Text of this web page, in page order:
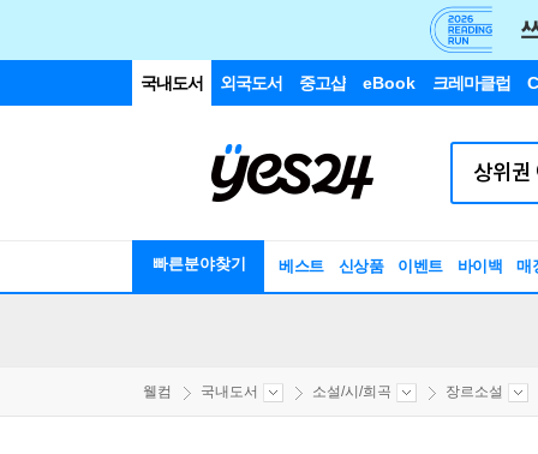
국내도서 외국도서 중고샵 eBook 크레마클럽
빠른분야찾기 베스트 신상품 이벤트 바이백 매
웰컴 국내도서 소설/시/희곡 장르소설